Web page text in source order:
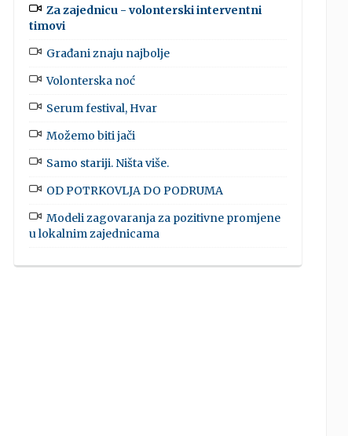
Za zajednicu - volonterski interventni
timovi
Građani znaju najbolje
Volonterska noć
Serum festival, Hvar
Možemo biti jači
Samo stariji. Ništa više.
OD POTRKOVLJA DO PODRUMA
Modeli zagovaranja za pozitivne promjene
u lokalnim zajednicama